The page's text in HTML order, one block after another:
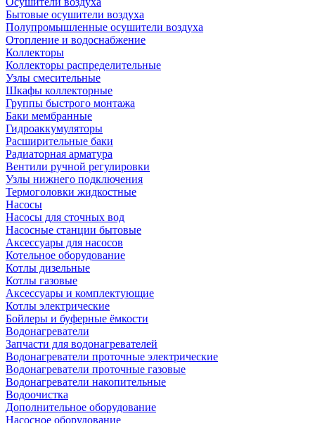
Бытовые осушители воздуха
Полупромышленные осушители воздуха
Отопление и водоснабжение
Коллекторы
Коллекторы распределительные
Узлы смесительные
Шкафы коллекторные
Группы быстрого монтажа
Баки мембранные
Гидроаккумуляторы
Расширительные баки
Радиаторная арматура
Вентили ручной регулировки
Узлы нижнего подключения
Термоголовки жидкостные
Насосы
Насосы для сточных вод
Насосные станции бытовые
Аксессуары для насосов
Котельное оборудование
Котлы дизельные
Котлы газовые
Аксессуары и комплектующие
Котлы электрические
Бойлеры и буферные ёмкости
Водонагреватели
Запчасти для водонагревателей
Водонагреватели проточные электрические
Водонагреватели проточные газовые
Водонагреватели накопительные
Водоочистка
Дополнительное оборудование
Насосное оборудование